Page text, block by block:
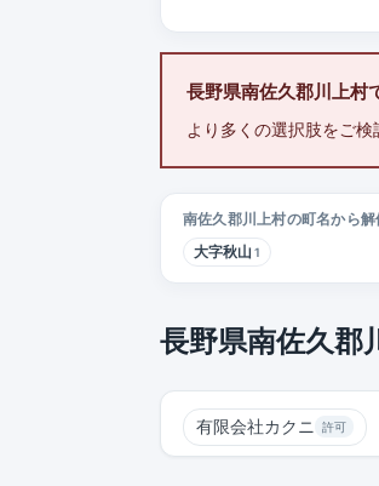
長野県南佐久郡川上村
より多くの選択肢をご
南佐久郡川上村の町名から
大字秋山 1
長野県南佐久郡
有限会社カクニ 許可